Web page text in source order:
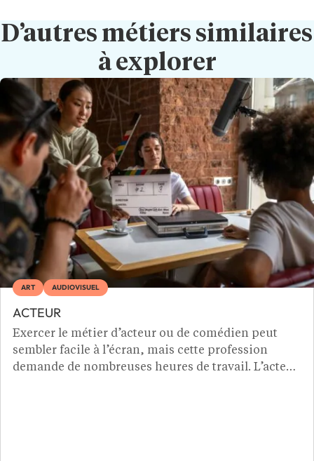
D’autres métiers similaires
à explorer
ART AUDIOVISUEL
ACTEUR
Exercer le métier d’acteur ou de comédien peut
sembler facile à l’écran, mais cette profession
demande de nombreuses heures de travail. L’acteur